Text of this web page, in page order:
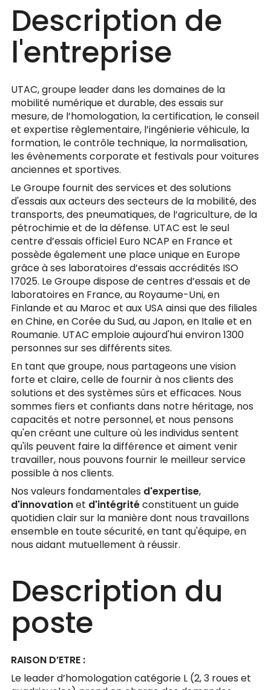
Description de
l'entreprise
UTAC, groupe leader dans les domaines de la
mobilité numérique et durable, des essais sur
mesure, de l’homologation, la certification, le conseil
et expertise règlementaire, l’ingénierie véhicule, la
formation, le contrôle technique, la normalisation,
les évènements corporate et festivals pour voitures
anciennes et sportives.
Le Groupe fournit des services et des solutions
d'essais aux acteurs des secteurs de la mobilité, des
transports, des pneumatiques, de l’agriculture, de la
pétrochimie et de la défense. UTAC est le seul
centre d’essais officiel Euro NCAP en France et
possède également une place unique en Europe
grâce à ses laboratoires d’essais accrédités ISO
17025. Le Groupe dispose de centres d’essais et de
laboratoires en France, au Royaume-Uni, en
Finlande et au Maroc et aux USA ainsi que des filiales
en Chine, en Corée du Sud, au Japon, en Italie et en
Roumanie. UTAC emploie aujourd'hui environ 1300
personnes sur ses différents sites.
En tant que groupe, nous partageons une vision
forte et claire, celle de fournir à nos clients des
solutions et des systèmes sûrs et efficaces. Nous
sommes fiers et confiants dans notre héritage, nos
capacités et notre personnel, et nous pensons
qu'en créant une culture où les individus sentent
qu'ils peuvent faire la différence et aiment venir
travailler, nous pouvons fournir le meilleur service
possible à nos clients.
Nos valeurs fondamentales d'expertise,
d'innovationet d'intégritéconstituent un guide
quotidien clair sur la manière dont nous travaillons
ensemble en toute sécurité, en tant qu'équipe, en
nous aidant mutuellement à réussir.
Description du
poste
RAISON D’ETRE :
Le leader d’homologation catégorie L (2, 3 roues et